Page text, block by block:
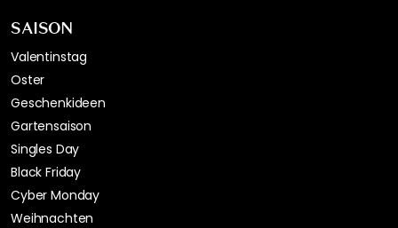
SAISON
Valentinstag
Oster
Geschenkideen
Gartensaison
Singles Day
Black Friday
Cyber Monday
Weihnachten